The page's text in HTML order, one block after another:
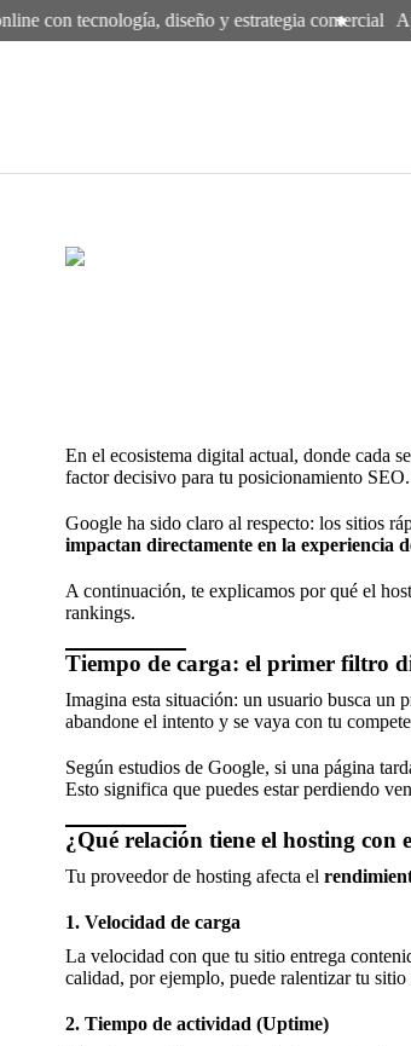
con tecnología, diseño y estrategia comercial
En el ecosistema digital actual, donde cada
factor decisivo para tu posicionamiento
Google ha sido claro al respecto: los sitios
impactan directamente en la experiencia
A continuación, te explicamos por qué el
rankings.
Tiempo de carga: el primer filtro
Imagina esta situación: un usuario busca un
abandone el intento y se vaya con tu
Según estudios de Google, si una página
Esto significa que puedes estar perdiendo
¿Qué relación tiene el hosting con
Tu proveedor de hosting afecta el
1. Velocidad de carga
La velocidad con que tu sitio entrega
calidad, por ejemplo, puede ralentizar tu
2. Tiempo de actividad (Uptime)